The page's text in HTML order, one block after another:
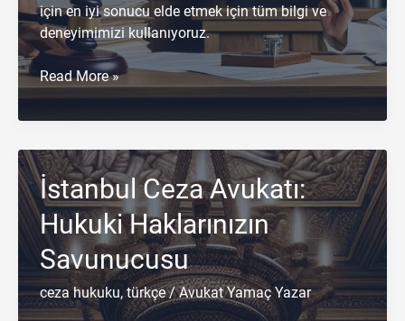
için en iyi sonucu elde etmek için tüm bilgi ve
deneyimimizi kullanıyoruz.
Doktor
Hatası
Sonucu
Hukuki
Haklarınızı
Yazar
Hukuk
Bürosu
ile
Koruyun
Read More »
İstanbul Ceza Avukatı:
Hukuki Haklarınızın
Savunucusu
ceza hukuku,türkçe/Avukat Yamaç Yazar